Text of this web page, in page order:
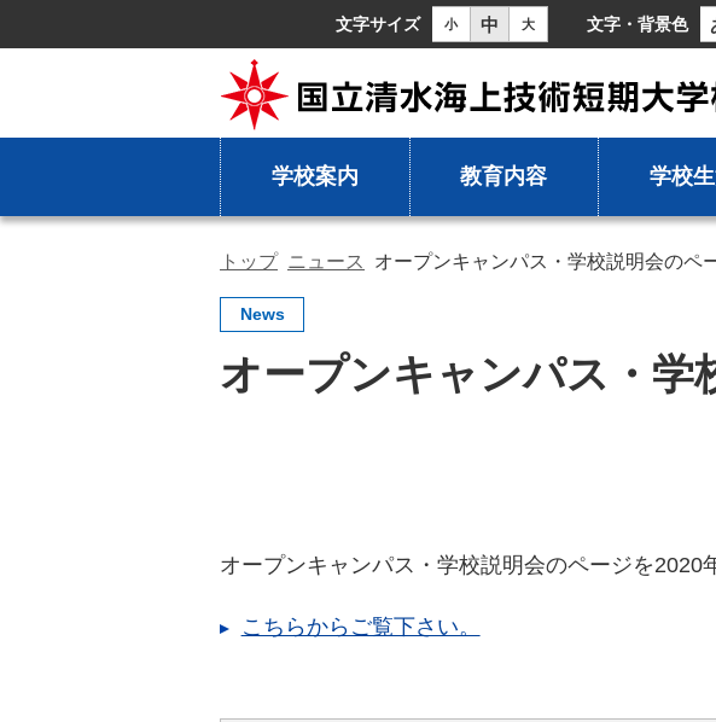
文字サイズ 小 中 大 文字・背景色
学校案内 教育内容 学校
トップ ニュース オープンキャンパス・学校説明会のペ
News
オープンキャンパス・学
オープンキャンパス・学校説明会のページを2020
こちらからご覧下さい。